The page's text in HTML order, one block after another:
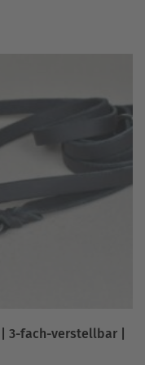
3-fach-verstellbar |